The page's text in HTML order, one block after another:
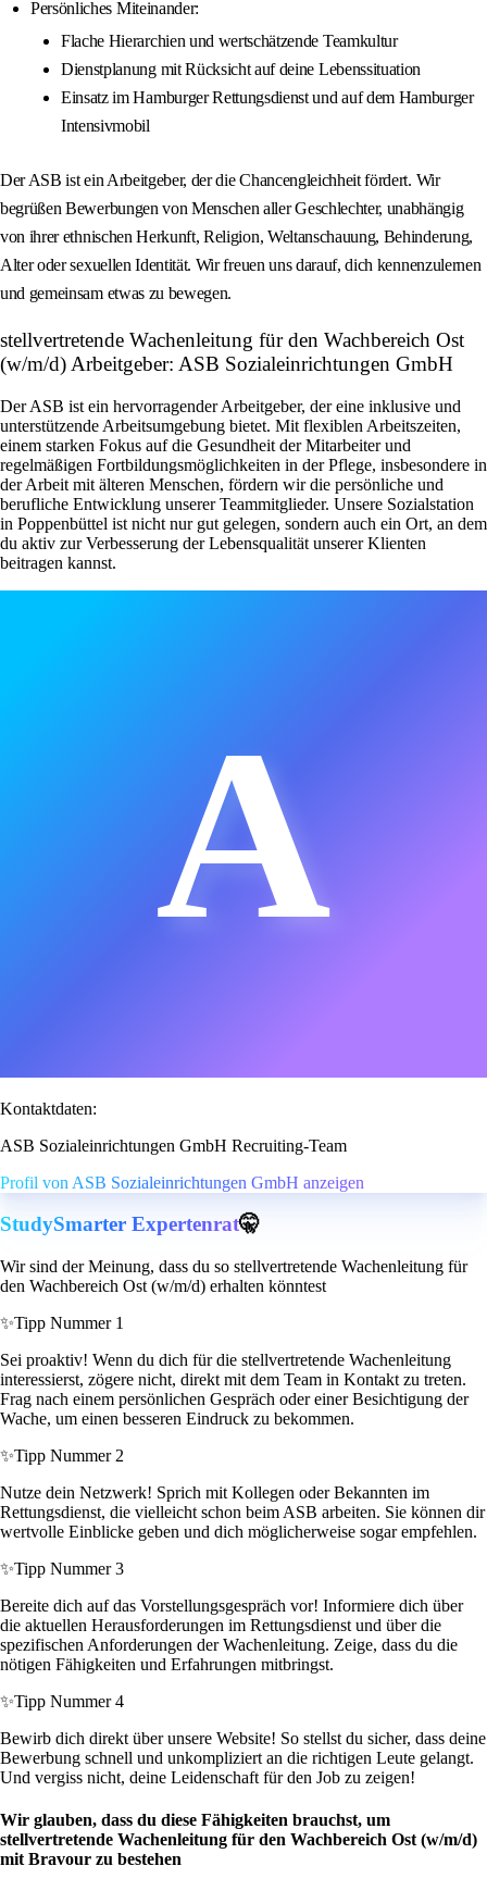
Persönliches Miteinander:
Flache Hierarchien und wertschätzende Teamkultur
Dienstplanung mit Rücksicht auf deine Lebenssituation
Einsatz im Hamburger Rettungsdienst und auf dem Hamburger
Intensivmobil
Der ASB ist ein Arbeitgeber, der die Chancengleichheit fördert. Wir
begrüßen Bewerbungen von Menschen aller Geschlechter, unabhängig
von ihrer ethnischen Herkunft, Religion, Weltanschauung, Behinderung,
Alter oder sexuellen Identität. Wir freuen uns darauf, dich kennenzulernen
und gemeinsam etwas zu bewegen.
stellvertretende Wachenleitung für den Wachbereich Ost
(w/m/d) Arbeitgeber: ASB Sozialeinrichtungen GmbH
Der ASB ist ein hervorragender Arbeitgeber, der eine inklusive und
unterstützende Arbeitsumgebung bietet. Mit flexiblen Arbeitszeiten,
einem starken Fokus auf die Gesundheit der Mitarbeiter und
regelmäßigen Fortbildungsmöglichkeiten in der Pflege, insbesondere in
der Arbeit mit älteren Menschen, fördern wir die persönliche und
berufliche Entwicklung unserer Teammitglieder. Unsere Sozialstation
in Poppenbüttel ist nicht nur gut gelegen, sondern auch ein Ort, an dem
du aktiv zur Verbesserung der Lebensqualität unserer Klienten
beitragen kannst.
A
Kontaktdaten:
ASB Sozialeinrichtungen GmbH Recruiting-Team
Profil von ASB Sozialeinrichtungen GmbH anzeigen
StudySmarter Expertenrat🤫
Wir sind der Meinung, dass du so stellvertretende Wachenleitung für
den Wachbereich Ost (w/m/d) erhalten könntest
✨Tipp Nummer 1
Sei proaktiv! Wenn du dich für die stellvertretende Wachenleitung
interessierst, zögere nicht, direkt mit dem Team in Kontakt zu treten.
Frag nach einem persönlichen Gespräch oder einer Besichtigung der
Wache, um einen besseren Eindruck zu bekommen.
✨Tipp Nummer 2
Nutze dein Netzwerk! Sprich mit Kollegen oder Bekannten im
Rettungsdienst, die vielleicht schon beim ASB arbeiten. Sie können dir
wertvolle Einblicke geben und dich möglicherweise sogar empfehlen.
✨Tipp Nummer 3
Bereite dich auf das Vorstellungsgespräch vor! Informiere dich über
die aktuellen Herausforderungen im Rettungsdienst und über die
spezifischen Anforderungen der Wachenleitung. Zeige, dass du die
nötigen Fähigkeiten und Erfahrungen mitbringst.
✨Tipp Nummer 4
Bewirb dich direkt über unsere Website! So stellst du sicher, dass deine
Bewerbung schnell und unkompliziert an die richtigen Leute gelangt.
Und vergiss nicht, deine Leidenschaft für den Job zu zeigen!
Wir glauben, dass du diese Fähigkeiten brauchst, um
stellvertretende Wachenleitung für den Wachbereich Ost (w/m/d)
mit Bravour zu bestehen